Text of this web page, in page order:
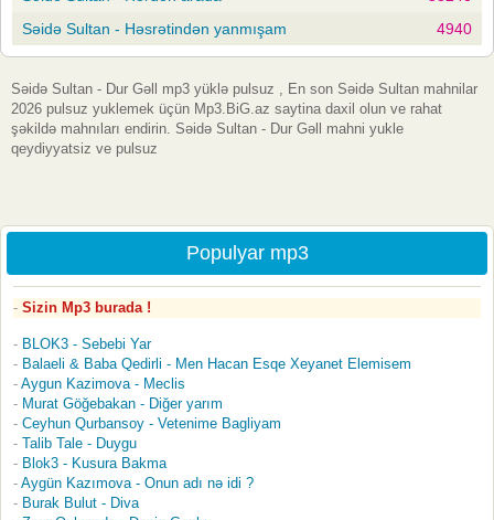
Səidə Sultan - Həsrətindən yanmışam
4940
Səidə Sultan - Dur Gəll mp3 yüklə pulsuz , En son Səidə Sultan mahnilar
2026 pulsuz yuklemek üçün Mp3.BiG.az saytina daxil olun ve rahat
şəkildə mahnıları endirin. Səidə Sultan - Dur Gəll mahni yukle
qeydiyyatsiz ve pulsuz
Populyar mp3
Sizin Mp3 burada !
BLOK3 - Sebebi Yar
Balaeli & Baba Qedirli - Men Hacan Esqe Xeyanet Elemisem
Aygun Kazimova - Meclis
Murat Göğebakan - Diğer yarım
Ceyhun Qurbansoy - Vetenime Bagliyam
Talib Tale - Duygu
Blok3 - Kusura Bakma
Aygün Kazımova - Onun adı nə idi ?
Burak Bulut - Diva